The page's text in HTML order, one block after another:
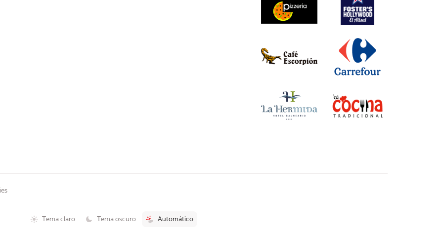
Tema claro Tema oscuro Automático